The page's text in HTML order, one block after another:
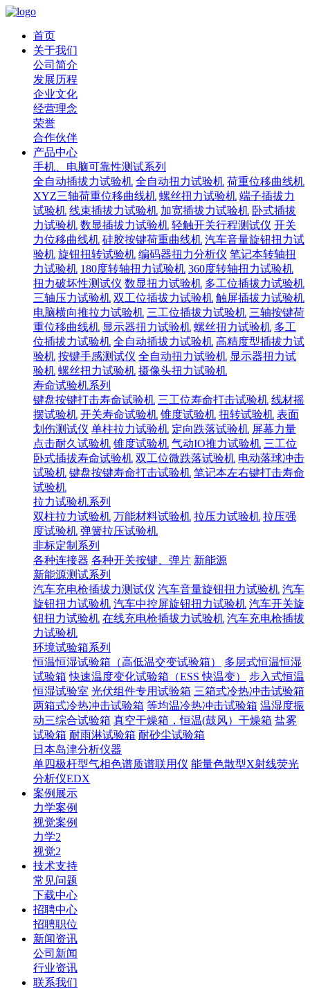
首页
关于我们
公司简介
发展历程
企业文化
经营理念
荣誉
合作伙伴
产品中心
手机、电脑可靠性测试系列
全自动插拔力试验机 全自动扭力试验机 荷重位移曲线机
XYZ三轴荷重位移曲线机 螺丝扭力试验机 端子插拔力
试验机 线束插拔力试验机 加宽插拔力试验机 卧式插拔
力试验机 数显插拔力试验机 轻触开关行程测试仪 开关
力位移曲线机 硅胶按键荷重曲线机 汽车音量旋钮扭力试
验机 旋钮扭转试验机 编码器扭力分析仪 笔记本转轴扭
力试验机 180度转轴扭力试验机 360度转轴扭力试验机
扭力破坏性测试仪 数显扭力试验机 多工位插拔力试验机
三轴压力试验机 双工位插拔力试验机 触屏插拔力试验机
电脑横向推拉力试验机 三工位插拔力试验机 三轴按键荷
重位移曲线机 显示器扭力试验机 螺丝扭力试验机 多工
位插拔力试验机 全自动插拔力试验机 高精度型插拔力试
验机 按键手感测试仪 全自动扭力试验机 显示器扭力试
验机 螺丝扭力试验机 摄像头扭力试验机
寿命试验机系列
键盘按键打击寿命试验机 三工位寿命打击试验机 线材摇
摆试验机 开关寿命试验机 锥度试验机 扭转试验机 表面
划伤测试仪 单柱拉力试验机 定向跌落试验机 屏幕力量
点击耐久试验机 锥度试验机 气动IO推力试验机 三工位
卧式插拔寿命试验机 双工位微跌落试验机 电动落球冲击
试验机 键盘按键寿命打击试验机 笔记本左右键打击寿命
试验机
拉力试验机系列
双柱拉力试验机 万能材料试验机 拉压力试验机 拉压强
度试验机 弹簧拉压试验机
非标定制系列
各种连接器 各种开关按键、弹片 新能源
新能源测试系列
汽车充电枪插拔力测试仪 汽车音量旋钮扭力试验机 汽车
旋钮扭力试验机 汽车中控屏旋钮扭力试验机 汽车开关旋
钮扭力试验机 在线充电枪插拔力试验机 汽车充电枪插拔
力试验机
环境试验箱系列
恒温恒湿试验箱（高低温交变试验箱）
多层式恒温恒湿
试验箱 快速温度变化试验箱（ESS 快温变）
步入式恒温
恒湿试验室 光伏组件专用试验箱 三箱式冷热冲击试验箱
两箱式冷热冲击试验箱 等均温冷热冲击试验箱 温湿度振
动三综合试验箱 真空干燥箱，恒温(鼓风）干燥箱 盐雾
试验箱 耐雨淋试验箱 耐砂尘试验箱
日本岛津分析仪器
单四极杆型气相色谱质谱联用仪 能量色散型X射线荧光
分析仪EDX
案例展示
力学案例
视觉案例
力学2
视觉2
技术支持
常见问题
下载中心
招聘中心
招聘职位
新闻资讯
公司新闻
行业资讯
联系我们